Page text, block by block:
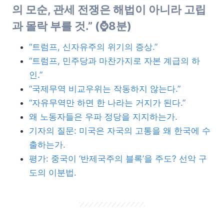
의 모순, 관세 전쟁은 해법이 아니라 고립
과 몰락 부를 것.” (⌚8분)
“트럼프, 신자유주의 위기의 증상.”
“트럼프, 민주당과 마찬가지로 자본 계급의 하
인.”
“국제무역 비교우위는 작동하지 않는다.”
“자유무역만 하면 한 나라는 거지가 된다.”
왜 노동자들은 우파 정당을 지지하는가.
기자의 질문: 미국은 자국의 고통을 왜 한국에 수
출하는가.
평가: 중국이 ‘반제국주의 블록’을 주도? 선악 구
도의 이분법.